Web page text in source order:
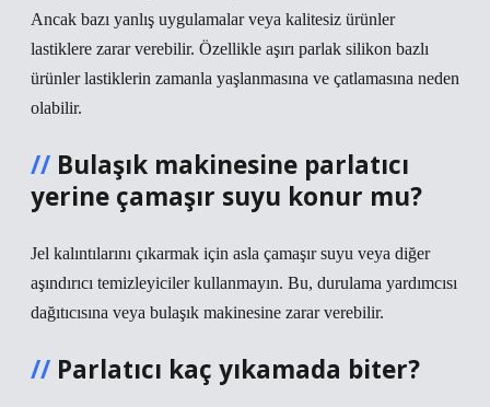
Ancak bazı yanlış uygulamalar veya kalitesiz ürünler
lastiklere zarar verebilir. Özellikle aşırı parlak silikon bazlı
ürünler lastiklerin zamanla yaşlanmasına ve çatlamasına neden
olabilir.
Bulaşık makinesine parlatıcı
yerine çamaşır suyu konur mu?
Jel kalıntılarını çıkarmak için asla çamaşır suyu veya diğer
aşındırıcı temizleyiciler kullanmayın. Bu, durulama yardımcısı
dağıtıcısına veya bulaşık makinesine zarar verebilir.
Parlatıcı kaç yıkamada biter?